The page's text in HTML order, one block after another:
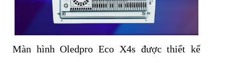
Màn hình Oledpro Eco X4s được thiết kế